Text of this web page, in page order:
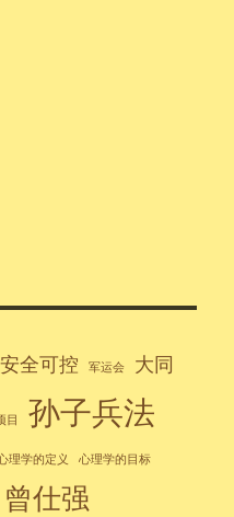
全可控 军运会
大同
目 孙子兵法
理学的定义 心理学的目标
曾仕强